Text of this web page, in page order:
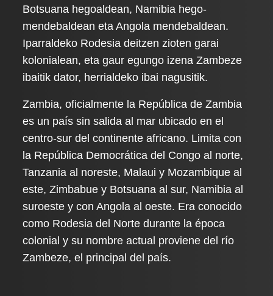
Botsuana hegoaldean, Namibia hego-
mendebaldean eta Angola mendebaldean.
Iparraldeko Rodesia deitzen zioten garai
kolonialean, eta gaur egungo izena Zambeze
ibaitik dator, herrialdeko ibai nagusitik.
Zambia, oficialmente la República de Zambia
es un país sin salida al mar ubicado en el
centro-sur del continente africano. Limita con
la República Democrática del Congo al norte,
Tanzania al noreste, Malaui y Mozambique al
este, Zimbabue y Botsuana al sur, Namibia al
suroeste y con Angola al oeste. Era conocido
como Rodesia del Norte durante la época
colonial y su nombre actual proviene del río
Zambeze, el principal del país.